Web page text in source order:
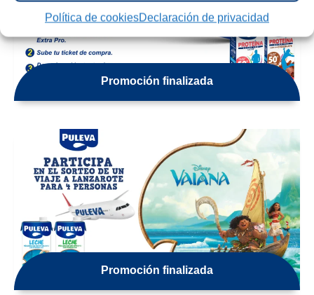
Política de cookiesDeclaración de privacidad
Promoción finalizada
Promoción finalizada